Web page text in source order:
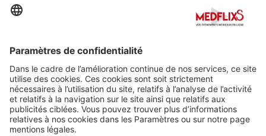
À propos de MedflixS®
Aide
Contact
Mentions légales